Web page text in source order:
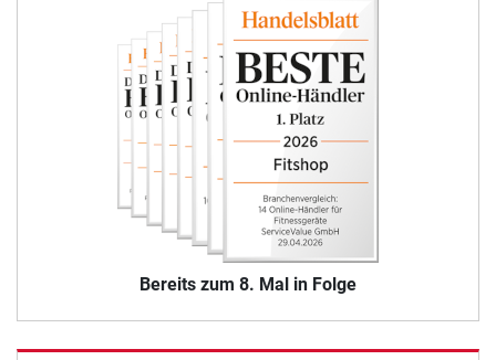
Bereits zum 8. Mal in Folge